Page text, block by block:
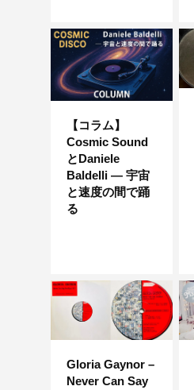
【コラム】
Cosmic Sound
とDaniele
Baldelli ― 宇宙
と速度の間で踊
る
Gloria Gaynor –
Never Can Say